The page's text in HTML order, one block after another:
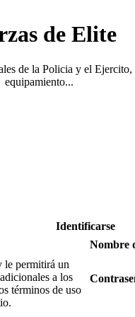
de Elite
de la Policia y el Ejercito,
equipamiento...
Identificarse
le permitirá un
a los
términos de uso
Nombre